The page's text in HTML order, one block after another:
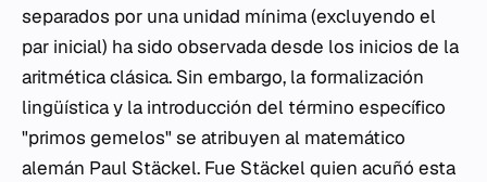
separados por una unidad mínima (excluyendo el
par inicial) ha sido observada desde los inicios de la
aritmética clásica. Sin embargo, la formalización
lingüística y la introducción del término específico
"primos gemelos" se atribuyen al matemático
alemán Paul Stäckel. Fue Stäckel quien acuñó esta